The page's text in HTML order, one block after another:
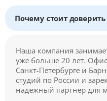
Почему стоит
Наша компания
уже больше 20 лет.
Санкт-Петербурге и
студий по России и
надежный партнер для